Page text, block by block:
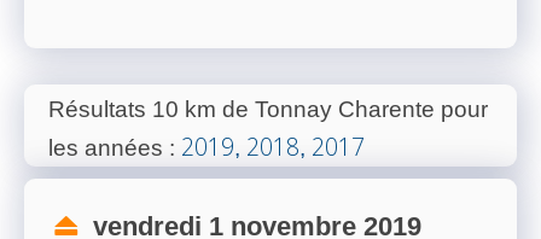
Résultats 10 km de Tonnay Charente pour
les années : 2019, 2018, 2017
vendredi 1 novembre 2019